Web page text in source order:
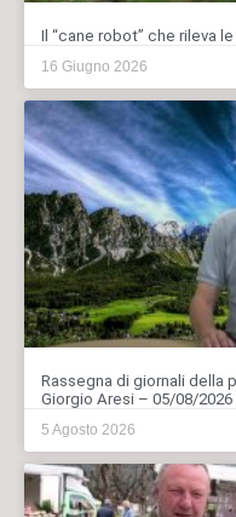
Il “cane robot” che rileva
16 Giugno 2026
Rassegna di giornali della
Giorgio Aresi – 05/08/2026
5 Agosto 2026